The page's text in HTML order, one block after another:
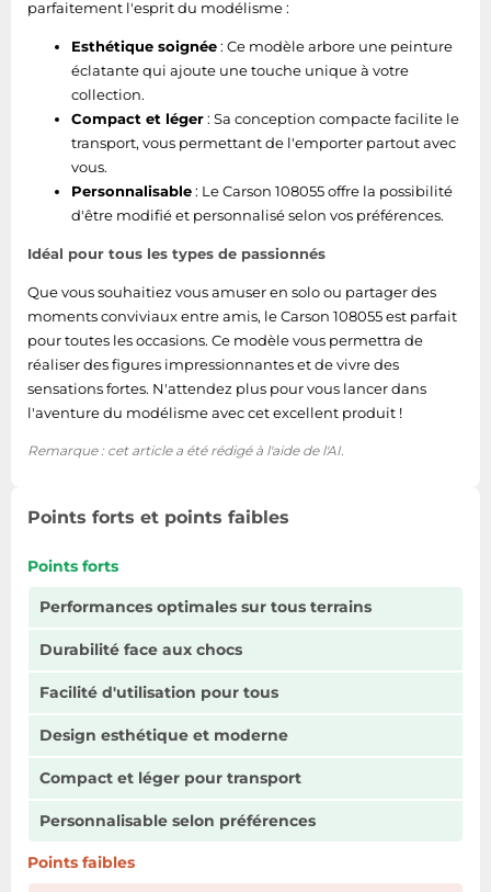
parfaitement l'esprit du modélisme :
Esthétique soignée: Ce modèle arbore une peinture
éclatante qui ajoute une touche unique à votre
collection.
Compact et léger: Sa conception compacte facilite le
transport, vous permettant de l'emporter partout avec
vous.
Personnalisable: Le Carson 108055 offre la possibilité
d'être modifié et personnalisé selon vos préférences.
Idéal pour tous les types de passionnés
Que vous souhaitiez vous amuser en solo ou partager des
moments conviviaux entre amis, le Carson 108055 est parfait
pour toutes les occasions. Ce modèle vous permettra de
réaliser des figures impressionnantes et de vivre des
sensations fortes. N'attendez plus pour vous lancer dans
l'aventure du modélisme avec cet excellent produit !
Remarque : cet article a été rédigé à l'aide de l'AI.
Points forts et points faibles
Points forts
Performances optimales sur tous terrains
Durabilité face aux chocs
Facilité d'utilisation pour tous
Design esthétique et moderne
Compact et léger pour transport
Personnalisable selon préférences
Points faibles